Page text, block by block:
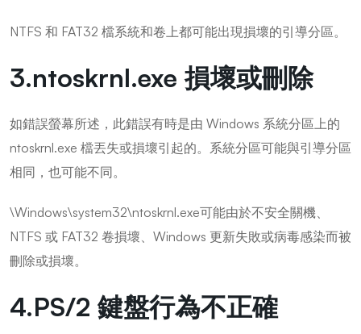
NTFS 和 FAT32 檔系統和卷上都可能出現損壞的引導分區。
3.ntoskrnl.exe 損壞或刪除
如錯誤螢幕所述，此錯誤有時是由 Windows 系統分區上的
ntoskrnl.exe 檔丟失或損壞引起的。系統分區可能與引導分區
相同，也可能不同。
\Windows\system32\ntoskrnl.exe可能由於不安全關機、
NTFS 或 FAT32 卷損壞、Windows 更新失敗或病毒感染而被
刪除或損壞。
4.PS/2 鍵盤行為不正確